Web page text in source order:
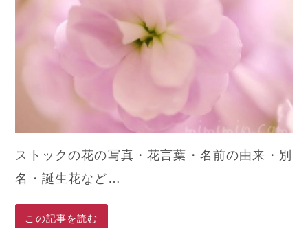
ストックの花の写真・花言葉・名前の由来・別
名・誕生花など…
この記事を読む